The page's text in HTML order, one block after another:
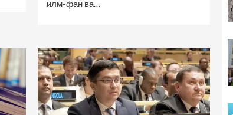
илм-фан ва…